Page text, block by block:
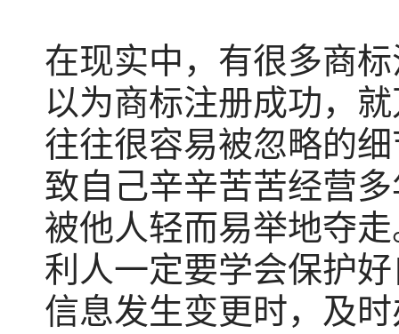
在现实中，有很多商
以为商标注册成功，
往往很容易被忽略的
致自己辛辛苦苦经营
被他人轻而易举地夺
利人一定要学会保护
信息发生变更时，及